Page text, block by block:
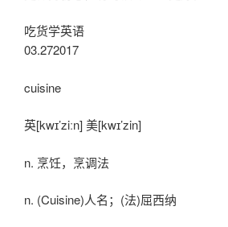
吃货学英语
03.272017
cuisine
英[kwɪ’ziːn] 美[kwɪ’zin]
n. 烹饪，烹调法
n. (Cuisine)人名；(法)屈西纳